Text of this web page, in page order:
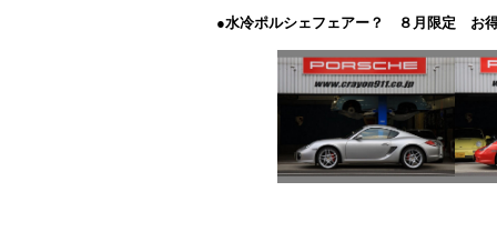
●水冷ポルシェフェアー？ ８月限定 お